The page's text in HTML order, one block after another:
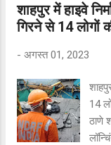
के
से आ
और
पर
शाहपुर में हाइवे
गिरने से 14 लोगों
- अगस्त 01, 2023
14
ठाणे